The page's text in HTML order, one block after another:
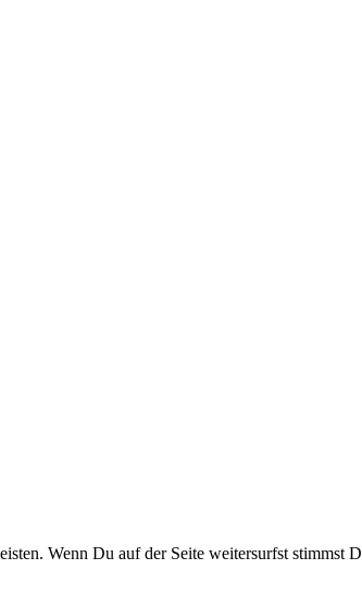
Wenn Du auf der Seite weitersurfst stimmst